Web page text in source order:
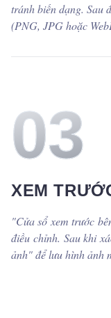
tránh biến dạng. Sau
(PNG, JPG hoặc
03
XEM
"Cửa sổ xem trước
điều chỉnh. Sau khi
ảnh" để lưu hình ảnh